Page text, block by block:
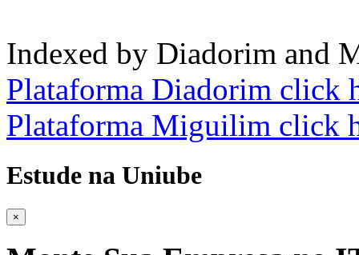
Indexed by Diadorim and
Plataforma Diadorim click
Plataforma Miguilim click
Estude na Uniube
×